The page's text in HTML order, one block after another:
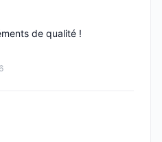
de qualité !